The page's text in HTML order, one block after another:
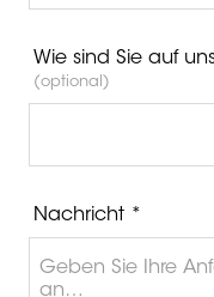
Wie sind Sie auf
(optional)
Nachricht *